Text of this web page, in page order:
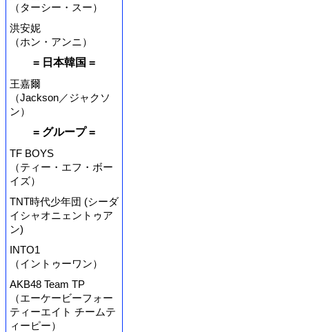
（ターシー・スー）
洪安妮
（ホン・アンニ）
= 日本韓国 =
王嘉爾
（Jackson／ジャクソ
ン）
= グループ =
TF BOYS
（ティー・エフ・ボー
イズ）
TNT時代少年団 (シーダ
イシャオニェントゥア
ン)
INTO1
（イントゥーワン）
AKB48 Team TP
（エーケービーフォー
ティーエイト チームテ
ィーピー）